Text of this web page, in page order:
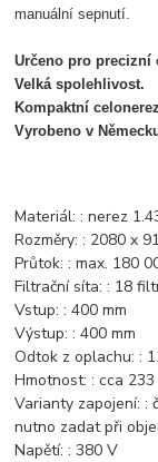
manuální sepnutí.
Určeno pro precizní
Velká spolehlivost.
Kompaktní
Vyrobeno v
Materiál: : nerez
Rozměry: : 2080 x
Průtok: : max. 180
Filtrační síta: : 18
Vstup: : 400 mm
Výstup: : 400 mm
Odtok z oplachu: :
Hmotnost: : cca 233
Varianty zapojení: :
nutno zadat při
Napětí: : 380 V